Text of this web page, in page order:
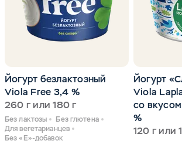
Йогурт безлактозный
Viola Free 3,4 %
260 г или 180 г
Без лактозы
Без глютена
Для вегетарианцев
Без «Е»-добавок
Йогурт
Viola
со
%
120 г или